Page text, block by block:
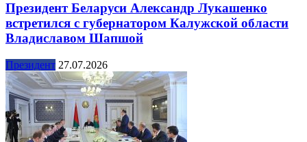
Президент Беларуси Александр Лукашенко
встретился с губернатором Калужской области
Владиславом Шапшой
Президент 27.07.2026